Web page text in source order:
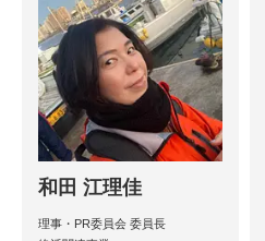
和田 江理佳
理事・PR委員会 委員長